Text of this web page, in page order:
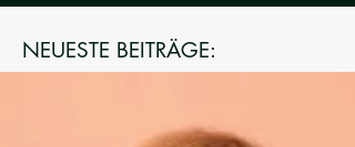
NEUESTE BEITRÄGE: